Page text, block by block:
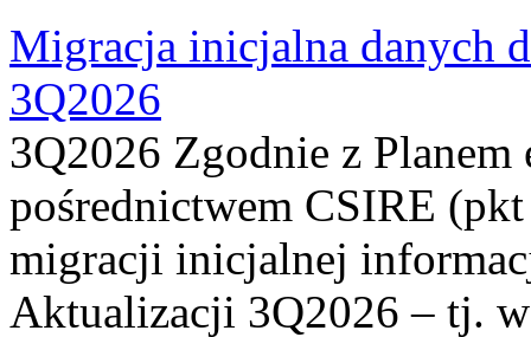
Migracja inicjalna danych
3Q2026
3Q2026 Zgodnie z
pośrednictwem CSIRE
migracji inicjalnej
Aktualizacji 3Q2026 – tj.